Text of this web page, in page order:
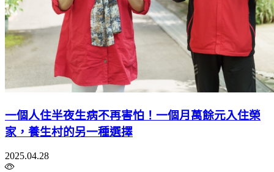
一個人住半夜生病不再害怕！一個月萬餘元入住榮
家，養生村的另一種選擇
2025.04.28